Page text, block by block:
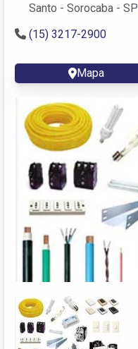
Santo - Sorocaba - SP
(15) 3217-2900
Mapa